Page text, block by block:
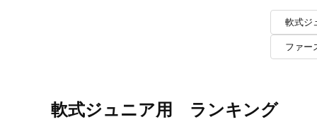
軟式ジ
ファー
軟式ジュニア用 ランキング